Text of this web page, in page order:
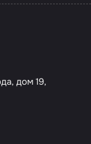
дом 19,